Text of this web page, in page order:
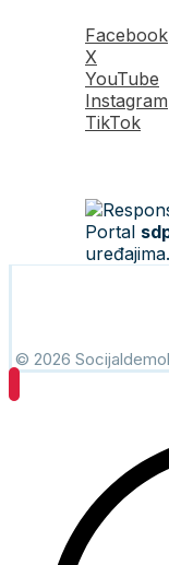
Facebook
X
YouTube
Instagram
TikTok
Portal
uređajima.
© 2026